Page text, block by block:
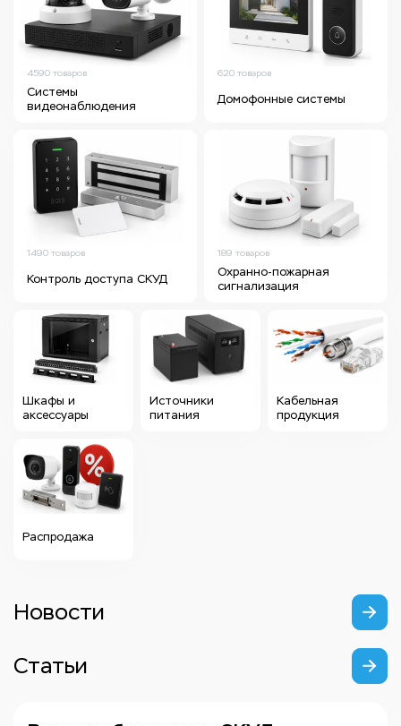
4590 товаров
Системы
видеонаблюдения
620 товаров
Домофонные системы
1490 товаров
Контроль доступа СКУД
189 товаров
Охранно-пожарная
сигнализация
Шкафы и
аксессуары
Источники
питания
Кабельная
продукция
Распродажа
Новости
Статьи